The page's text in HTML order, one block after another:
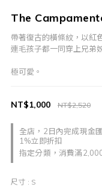
The
帶著復古的橫條紋，以紅
連毛孩子都一同穿上兄弟
極可愛。
全店，2日內完成現金
1%立即折扣
指定分類，消費滿
NT$2,520
NT$1,000
尺寸 : S